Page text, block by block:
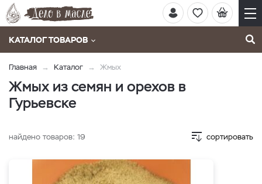
КАТАЛОГ ТОВАРОВ
Главная Каталог Жмых
Жмых из семян и орехов в
Гурьевске
найдено товаров: 19 сортировать